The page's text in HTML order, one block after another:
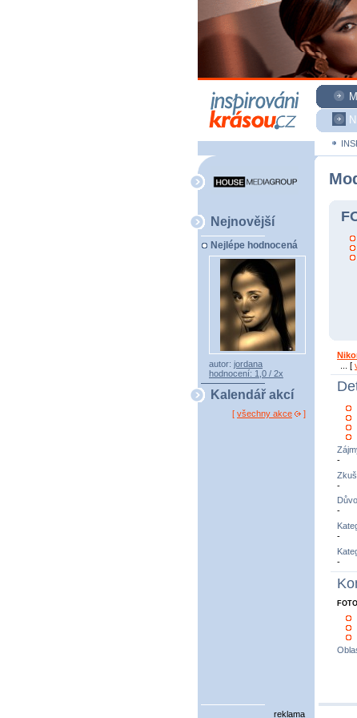
Nejnovější
Nejlépe hodnocená
autor: jordana
hodnocení: 1,0 / 2x
Kalendář akcí
[ všechny akce ]
... [
-
-
-
-
-
reklama